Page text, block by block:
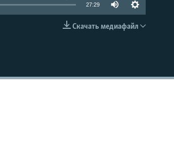
EMBED
27:29
Скачать медиафайл